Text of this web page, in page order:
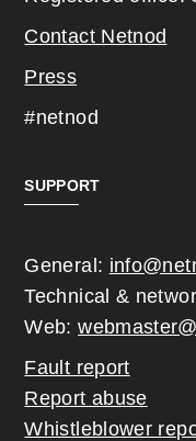
Contact Netnod
Press
#netnod
SUPPORT
General:
Technical &
Web:
Fault report
Report abuse
Whistleblower